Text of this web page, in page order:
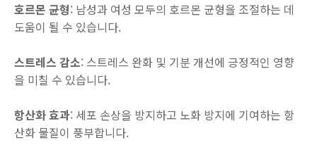
호르몬 균형: 남성과 여성 모두의 호르몬 균형을 조절하는 데
도움이 될 수 있습니다.
스트레스 감소: 스트레스 완화 및 기분 개선에 긍정적인 영향
을 미칠 수 있습니다.
항산화 효과: 세포 손상을 방지하고 노화 방지에 기여하는 항
산화 물질이 풍부합니다.